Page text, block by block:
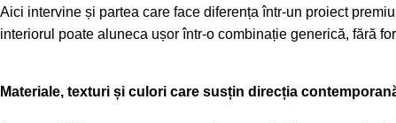
Aici intervine și partea care face diferența într-un proiect
interiorul poate aluneca ușor într-o combinație generică, fără
Materiale, texturi și culori care susțin direcția